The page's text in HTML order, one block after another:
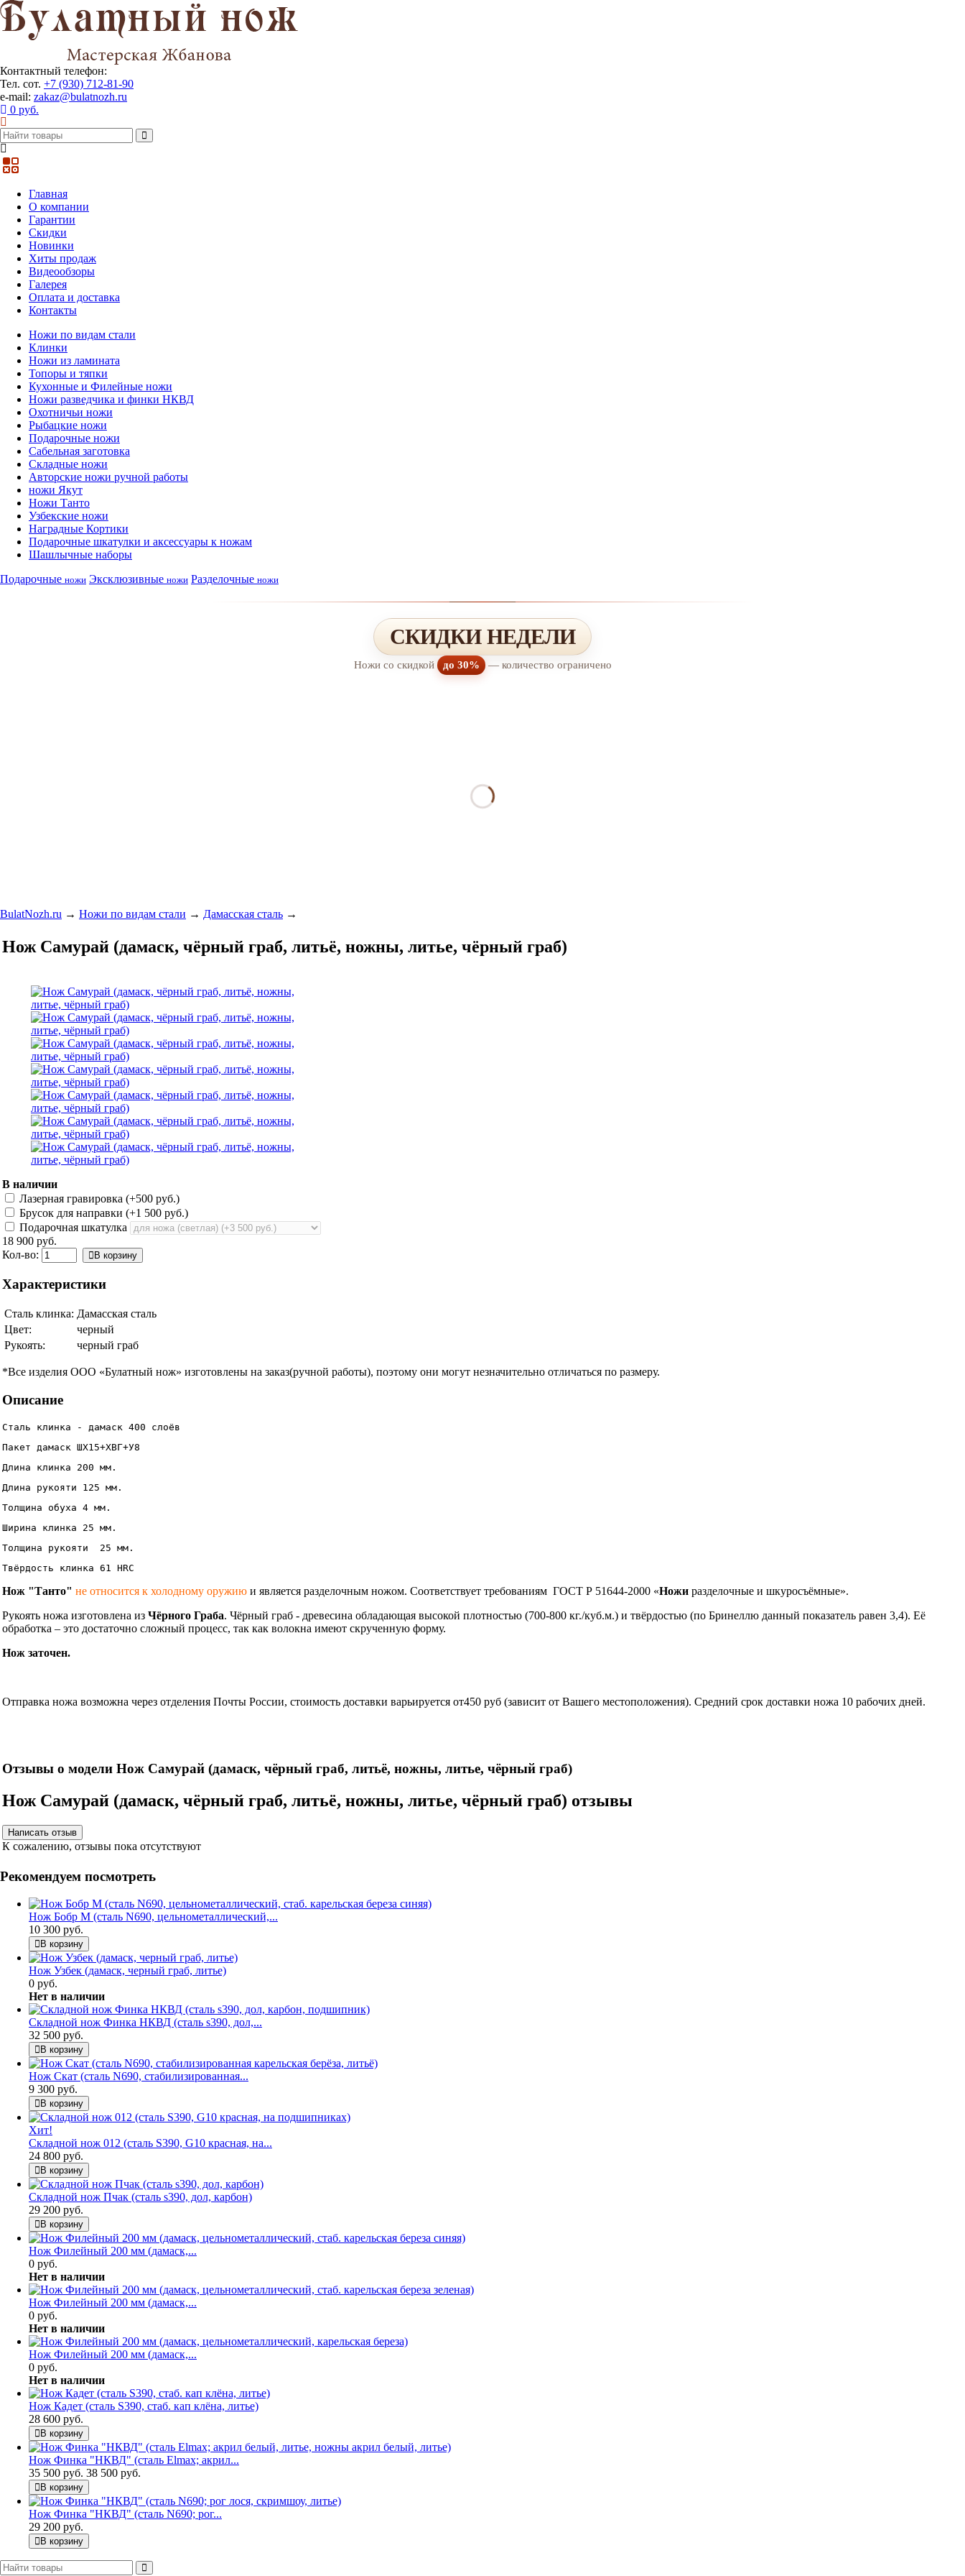
Контактный телефон:
Тел. сот. +7 (930) 712-81-90
e-mail: zakaz@bulatnozh.ru
0 руб.
Главная
О компании
Гарантии
Скидки
Новинки
Хиты продаж
Видеообзоры
Галерея
Оплата и доставка
Контакты
Ножи по видам стали
Клинки
Ножи из ламината
Топоры и тяпки
Кухонные и Филейные ножи
Ножи разведчика и финки НКВД
Охотничьи ножи
Рыбацкие ножи
Подарочные ножи
Сабельная заготовка
Складные ножи
Авторские ножи ручной работы
ножи Якут
Ножи Танто
Узбекские ножи
Наградные Кортики
Подарочные шкатулки и аксессуары к ножам
Шашлычные наборы
Подарочные ножи Эксклюзивные ножи Разделочные ножи
СКИДКИ НЕДЕЛИ
Ножи со скидкой до 30% — количество ограничено
BulatNozh.ru → Ножи по видам стали → Дамасская сталь →
Нож Самурай (дамаск, чёрный граб, литьё, ножны, литье, чёрный граб)
В наличии
Лазерная гравировка (+500 руб.)
Брусок для направки (+1 500 руб.)
Подарочная шкатулка
18 900 руб.
Кол-во:
В корзину
Характеристики
Сталь клинка: Дамасская сталь
Цвет:
черный
Рукоять:
черный граб
*Все изделия ООО «Булатный нож» изготовлены на заказ(ручной работы), поэтому они могут незначительно отличаться по размеру.
Описание
Сталь клинка - дамаск 400 слоёв
Пакет дамаск ШХ15+ХВГ+У8
Длина клинка 200 мм.
Длина рукояти 125 мм.
Толщина обуха 4 мм.
Ширина клинка 25 мм.
Толщина рукояти  25 мм.
Твёрдость клинка 61 HRC
Нож "Танто" не относится к холодному оружию и является разделочным ножом. Соответствует требованиям ГОСТ Р 51644-2000 «Ножи разделочные и шкуросъёмные».
Рукоять ножа изготовлена из Чёрного Граба. Чёрный граб - древесина обладающая высокой плотностью (700-800 кг./куб.м.) и твёрдостью (по Бринеллю данный показатель равен 3,4). Её
обработка – это достаточно сложный процесс, так как волокна имеют скрученную форму.
Нож заточен.
Отправка ножа возможна через отделения Почты России, стоимость доставки варьируется от450 руб (зависит от Вашего местоположения). Средний срок доставки ножа 10 рабочих дней.
Отзывы о модели Нож Самурай (дамаск, чёрный граб, литьё, ножны, литье, чёрный граб)
Нож Самурай (дамаск, чёрный граб, литьё, ножны, литье, чёрный граб) отзывы
К сожалению, отзывы пока отсутствуют
Рекомендуем посмотреть
Нож Бобр М (сталь N690, цельнометаллический,...
10 300 руб.
В корзину
Нож Узбек (дамаск, черный граб, литье)
0 руб.
Нет в наличии
Складной нож Финка НКВД (сталь s390, дол,...
32 500 руб.
В корзину
Нож Скат (сталь N690, стабилизированная...
9 300 руб.
В корзину
Хит!
Складной нож 012 (сталь S390, G10 красная, на...
24 800 руб.
В корзину
Складной нож Пчак (сталь s390, дол, карбон)
29 200 руб.
В корзину
Нож Филейный 200 мм (дамаск,...
0 руб.
Нет в наличии
Нож Филейный 200 мм (дамаск,...
0 руб.
Нет в наличии
Нож Филейный 200 мм (дамаск,...
0 руб.
Нет в наличии
Нож Кадет (сталь S390, стаб. кап клёна, литье)
28 600 руб.
В корзину
Нож Финка "НКВД" (сталь Elmax; акрил...
35 500 руб. 38 500 руб.
В корзину
Нож Финка "НКВД" (сталь N690; рог...
29 200 руб.
В корзину